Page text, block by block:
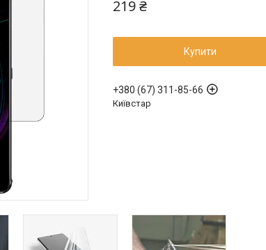
219 ₴
Купити
+380 (67) 311-85-66
Київстар